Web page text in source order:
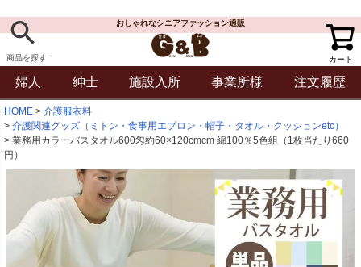
商品を探す
おしゃれなシニアファッション通販
カート
婦人 紳士 施設入所 事業所様 注文履歴
HOME
介護服衣料
介護関連グッズ（ミトン・食事用エプロン・帽子・タオル・クッションetc）
業務用カラーバスタオル600匁約60×120cmcm 綿100％5色組（1枚当たり660
円）